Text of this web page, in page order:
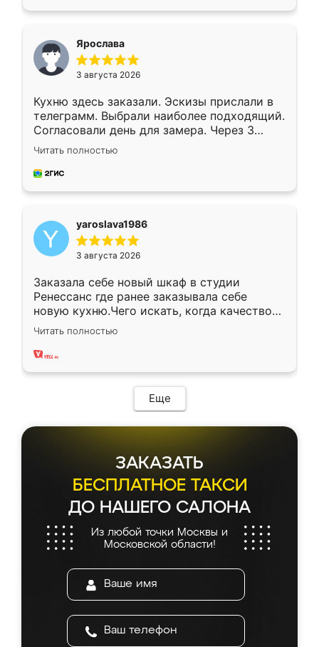
Ярослава
3 августа 2026
Кухню здесь заказали. Эскизы прислали в
телеграмм. Выбрали наиболее подходящий.
Согласовали день для замера. Через 3
недели кухня была уже готова. Остались
довольны работой. Спасибо Ренессанс
мебель за качественную работу!
Читать полностью
yaroslava1986
3 августа 2026
Заказала себе новый шкаф в студии
Ренессанс где ранее заказывала себе
новую кухню.Чего искать, когда качеством
вполне довольна. Служит кухня уже почти
два года, нареканий нет.
Читать полностью
Еще
ЗАКАЗАТЬ
БЕСПЛАТНОЕ ТАКСИ
ДО НАШЕГО САЛОНА
Из любой точки Москвы и
Московской области!